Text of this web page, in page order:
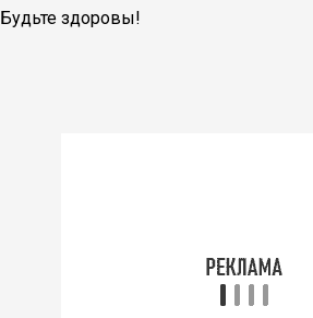
Будьте здоровы!